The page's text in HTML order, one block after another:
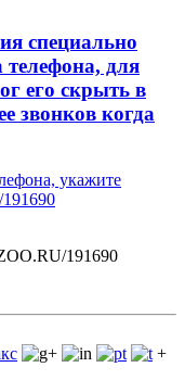
специально
для
его скрыть в
звонков когда
укажите
191690
+